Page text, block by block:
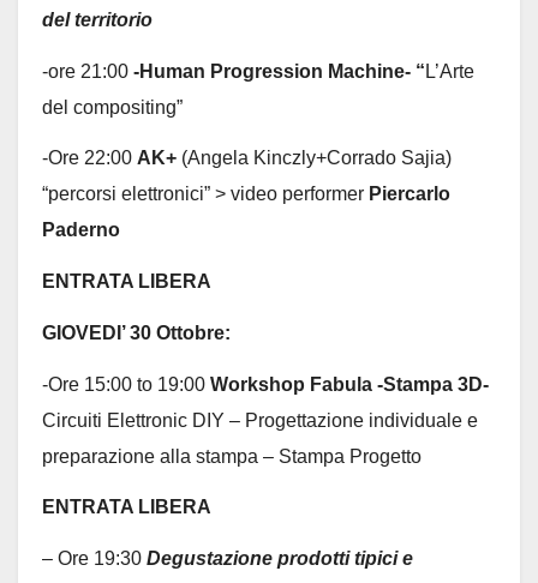
del territorio
-ore 21:00 -Human Progression Machine- “ L’Arte
del compositing”
-Ore 22:00 AK+ (Angela Kinczly+Corrado Sajia)
“percorsi elettronici” > video performer Piercarlo
Paderno
ENTRATA LIBERA
GIOVEDI’ 30 Ottobre:
-Ore 15:00 to 19:00 Workshop Fabula -Stampa 3D-
Circuiti Elettronic DIY – Progettazione individuale e
preparazione alla stampa – Stampa Progetto
ENTRATA LIBERA
– Ore 19:30 Degustazione prodotti tipici e